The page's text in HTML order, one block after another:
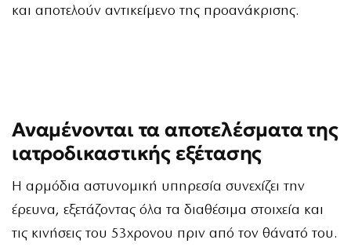
και αποτελούν αντικείμενο της προανάκρισης.
Αναμένονται τα αποτελέσματα της
ιατροδικαστικής εξέτασης
Η αρμόδια αστυνομική υπηρεσία συνεχίζει την
έρευνα, εξετάζοντας όλα τα διαθέσιμα στοιχεία και
τις κινήσεις του 53χρονου πριν από τον θάνατό του.